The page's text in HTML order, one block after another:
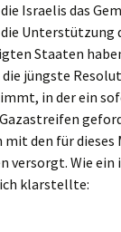
Israelis das
Unterstützung
Staaten
jüngste
in der ein
mit den für dieses
versorgt. Wie ein
klarstellte: